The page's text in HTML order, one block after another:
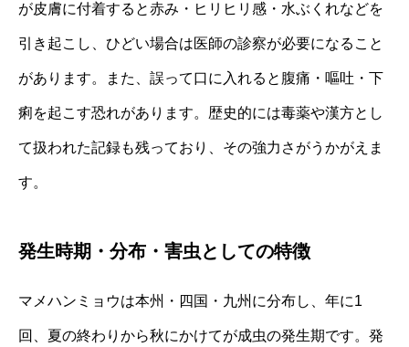
が皮膚に付着すると赤み・ヒリヒリ感・水ぶくれなどを
引き起こし、ひどい場合は医師の診察が必要になること
があります。また、誤って口に入れると腹痛・嘔吐・下
痢を起こす恐れがあります。歴史的には毒薬や漢方とし
て扱われた記録も残っており、その強力さがうかがえま
す。
発生時期・分布・害虫としての特徴
マメハンミョウは本州・四国・九州に分布し、年に1
回、夏の終わりから秋にかけてが成虫の発生期です。発